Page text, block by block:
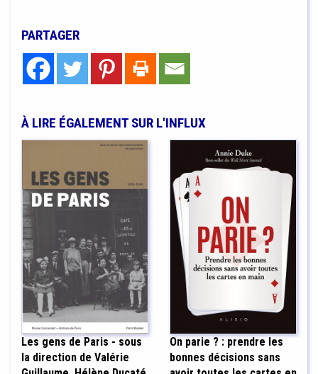
PARTAGER
À LIRE ÉGALEMENT SUR L'INFLUX
Les gens de Paris - sous
la direction de Valérie
On parie ? : prendre les
bonnes décisions sans